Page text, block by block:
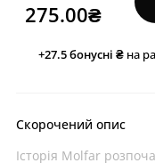
275.00₴
+27.5бонусні ₴ на
Скорочений опис
Історія Molfar